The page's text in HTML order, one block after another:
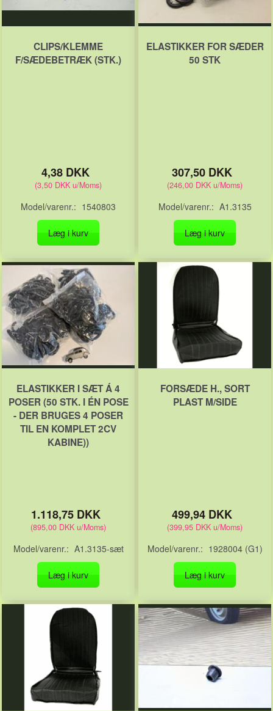
CLIPS/KLEMME
F/SÆDEBETRÆK (STK.)
4,38 DKK
(3,50 DKK u/Moms)
Model/varenr.: 1540803
Læg i kurv
ELASTIKKER FOR SÆDER
50 STK
307,50 DKK
(246,00 DKK u/Moms)
Model/varenr.: A1.3135
Læg i kurv
ELASTIKKER I SÆT Á 4
POSER (50 STK. I ÉN POSE
- DER BRUGES 4 POSER
TIL EN KOMPLET 2CV
KABINE))
1.118,75 DKK
(895,00 DKK u/Moms)
Model/varenr.: A1.3135-sæt
Læg i kurv
FORSÆDE H., SORT
PLAST M/SIDE
499,94 DKK
(399,95 DKK u/Moms)
Model/varenr.: 1928004 (G1)
Læg i kurv